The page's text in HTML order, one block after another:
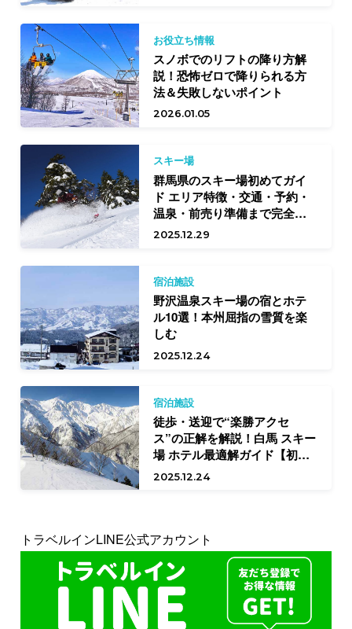
お役立ち情報
スノボでのリフトの降り方解
説！恐怖ゼロで降りられる方
法＆失敗しないポイント
2026.01.05
スキー場
群馬県のスキー場初めてガイ
ド エリア特徴・交通・予約・
温泉・前売り準備まで完全網
羅
2025.12.29
宿泊施設
野沢温泉スキー場の宿とホテ
ル10選！本州屈指の雪質を楽
しむ
2025.12.24
宿泊施設
徒歩・送迎で“楽勝アクセ
ス”の正解を解説！白馬 スキー
場 ホテル最適解ガイド【初中
級向け】
2025.12.24
トラベルインLINE公式アカウント